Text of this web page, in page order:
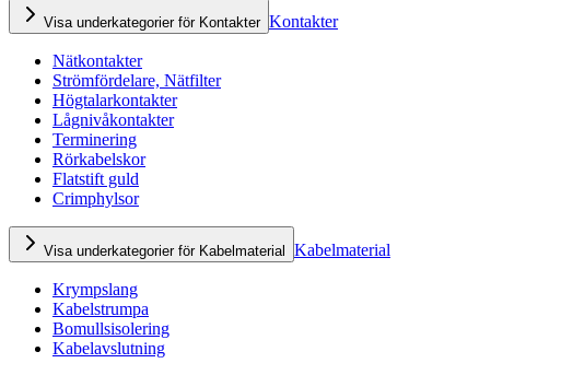
Visa underkategorier för Kontakter Kontakter
Nätkontakter
Strömfördelare, Nätfilter
Högtalarkontakter
Lågnivåkontakter
Terminering
Rörkabelskor
Flatstift guld
Crimphylsor
Visa underkategorier för Kabelmaterial Kabelmaterial
Krympslang
Kabelstrumpa
Bomullsisolering
Kabelavslutning